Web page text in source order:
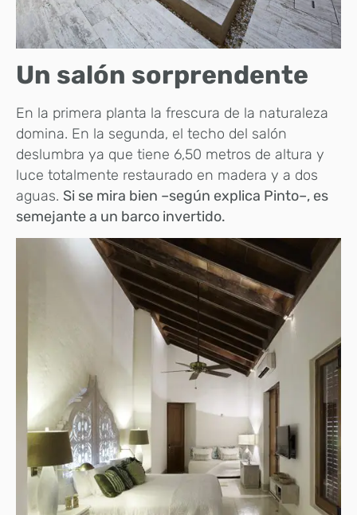
Un salón sorprendente
En la primera planta la frescura de la naturaleza
domina. En la segunda, el techo del salón
deslumbra ya que tiene 6,50 metros de altura y
luce totalmente restaurado en madera y a dos
aguas. Si se mira bien –según explica Pinto–, es
semejante a un barco invertido.